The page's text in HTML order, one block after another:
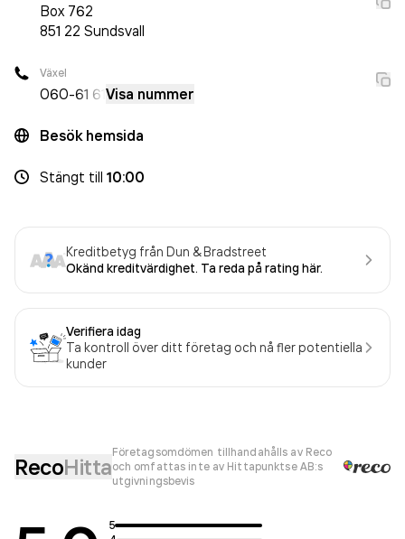
Box 762
851 22 Sundsvall
Växel
060-61 61Visa nummer
Besök hemsida
Stängt till 10:00
Kreditbetyg från Dun & Bradstreet
Okänd kreditvärdighet. Ta reda på rating här.
Verifiera idag
Ta kontroll över ditt företag och nå fler potentiella
kunder
RecoHitta
Företagsomdömen tillhandahålls av Reco
och omfattas inte av Hittapunktse AB:s
utgivningsbevis
5